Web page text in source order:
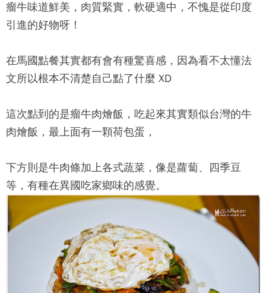
瘤牛味道鮮美，肉質緊實，軟硬適中，不愧是從印度
引進的好物呀！
在馬國點餐其實都有會有種驚喜感，因為看不太懂法
文所以根本不清楚自己點了什麼 XD
這次點到的是瘤牛肉燴飯，吃起來其實類似台灣的牛
肉燴飯，最上面有一顆荷包蛋，
下方則是牛肉條加上各式蔬菜，像是蘿蔔、四季豆
等，有種在異國吃家鄉味的感覺。